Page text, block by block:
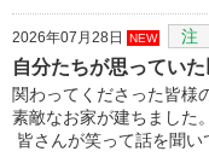
2026年07月28日 NEW 注
自分たちが思ってい
関わってくださった皆様
素敵なお家が建ちました。
皆さんが笑って話を聞